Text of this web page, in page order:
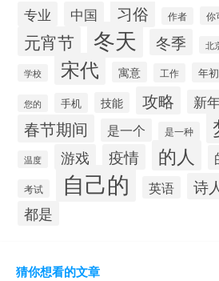
专业 中国 习俗 作者 你
元宵节 冬天 冬季 北
学校 宋代 寓意 工作 年初
您的 手机 技能 攻略 新
春节期间 是一个 是一种
温度 游戏 疫情 的人
考试 自己的 英语 诗
都是
猜你想看的文章